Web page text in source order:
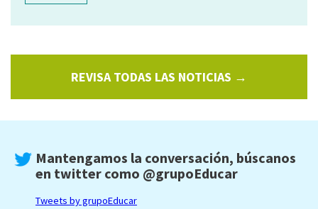
REVISA TODAS LAS NOTICIAS →
Mantengamos la conversación, búscanos
en twitter como @grupoEducar
Tweets by grupoEducar